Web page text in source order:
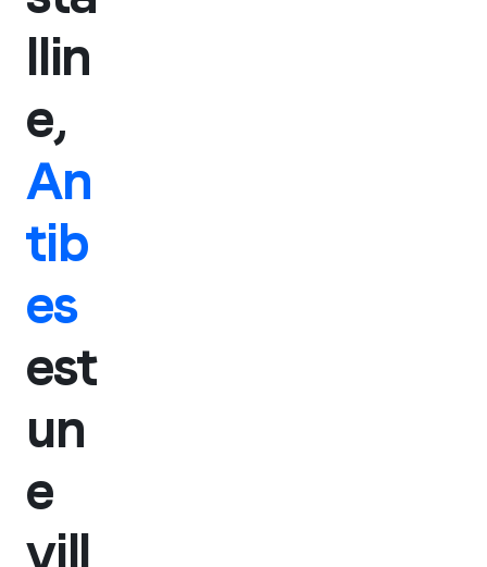
llin
e,
An
tib
es
est
un
e
vill